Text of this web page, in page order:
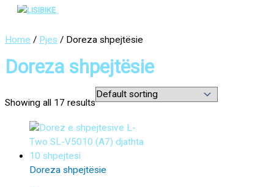
Skip
content
Menu
Home / Pjes / Doreza shpejtësie
Doreza shpejtësie
Showing all 17 results
Doreza shpejtësie